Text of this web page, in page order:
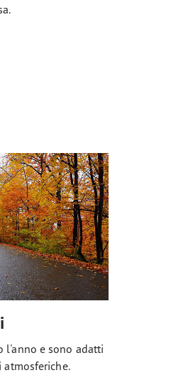
l'anno e sono adatti
atmosferiche.